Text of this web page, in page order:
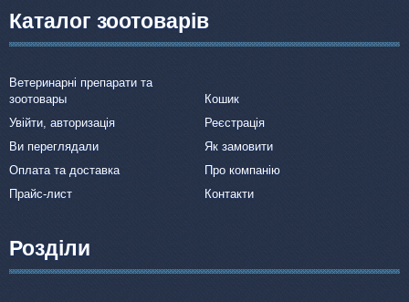
Каталог зоотоварів
Ветеринарні препарати та
зоотовары
Кошик
Увійти, авторизація
Реєстрація
Ви переглядали
Як замовити
Оплата та доставка
Про компанію
Прайс-лист
Контакти
Розділи